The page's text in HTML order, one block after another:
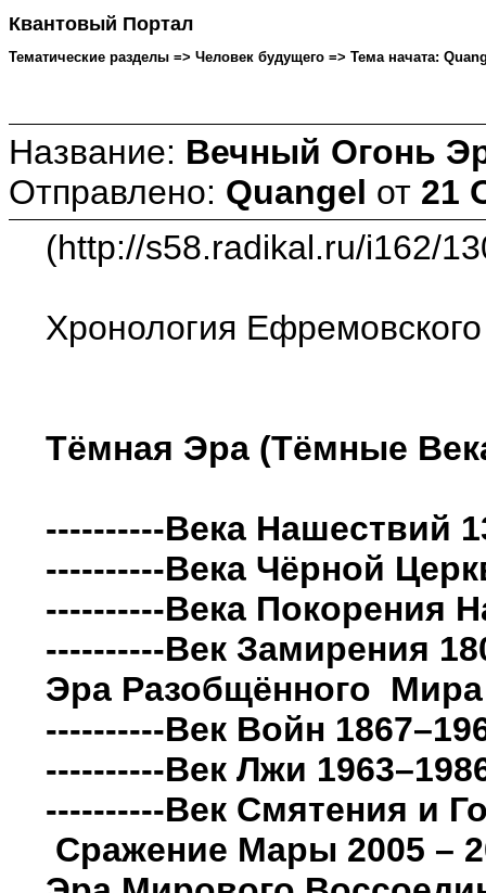
Квантовый Портал
Тематические разделы => Человек будущего => Тема начата:
Название: Вечный Огонь
Отправлено: Quangel от 21
(http://s58.radikal.ru/i162/
Хронология
Тёмная Эра (Тёмные
----------Века Нашествий
----------Века Чёрной
----------Века Покорения
----------Век Замирения
Эра Разобщённого
----------Век Войн
----------Век Лжи
----------Век Смятения и
Сражение Мары 2005 –